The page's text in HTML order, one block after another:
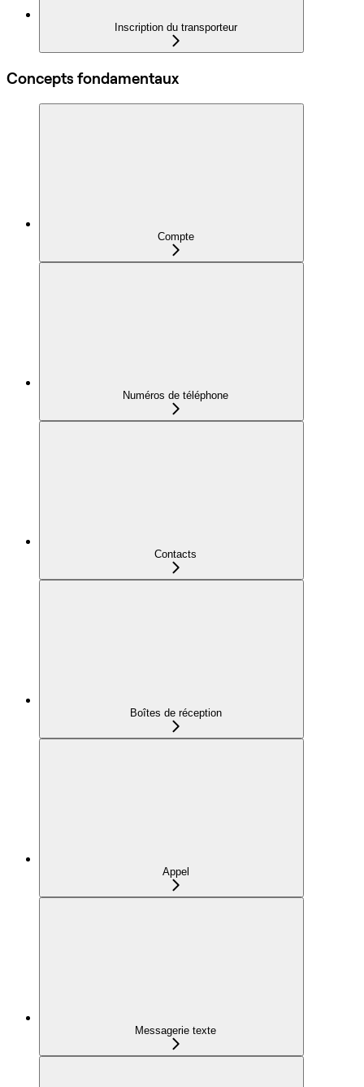
Inscription du transporteur
Concepts fondamentaux
Compte
Numéros de téléphone
Contacts
Boîtes de réception
Appel
Messagerie texte